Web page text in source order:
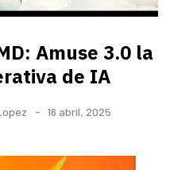
Amuse 3.0 la
de IA
16 abril, 2025